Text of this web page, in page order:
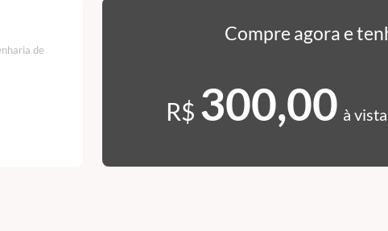
de
Compre agora e
R$ 300,00 à vista